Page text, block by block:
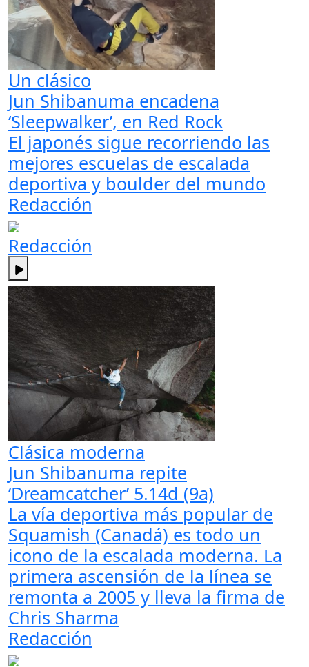
Un clásico
Jun Shibanuma encadena
‘Sleepwalker’, en Red Rock
El japonés sigue recorriendo las
mejores escuelas de escalada
deportiva y boulder del mundo
Redacción
Redacción
Clásica moderna
Jun Shibanuma repite
‘Dreamcatcher’ 5.14d (9a)
La vía deportiva más popular de
Squamish (Canadá) es todo un
icono de la escalada moderna. La
primera ascensión de la línea se
remonta a 2005 y lleva la firma de
Chris Sharma
Redacción